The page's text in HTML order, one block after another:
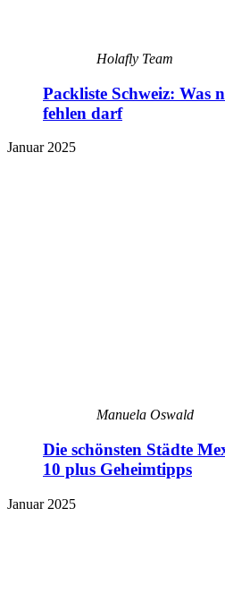
Holafly Team
Packliste Schweiz: Was
fehlen darf
Januar 2025
Manuela Oswald
Die schönsten Städte
10 plus Geheimtipps
Januar 2025